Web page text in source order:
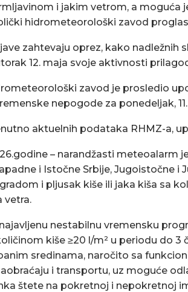
i jakim vetrom, a moguća
hidrometeorološki zavod
zahtevaju oprez, kako nadležnih
12. maja svoje aktivnosti
zavod je prosledio
nepogode za ponedeljak,
aktuelnih podataka RHMZ-a,
– narandžasti meteoalarm
i Istočne Srbije, Jugoistočne i
i pljusak kiše ili jaka kiša sa
vetra.
nestabilnu vremensku
kiše ≥20 l/m² u periodu do
sredinama, naročito sa
i transportu, uz moguće
štete na pokretnoj i nepokretnoj